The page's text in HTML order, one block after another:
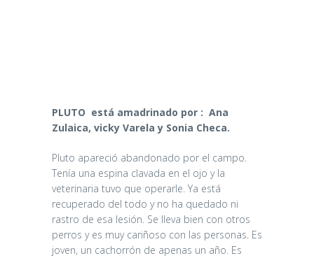
PLUTO está amadrinado por : Ana
Zulaica, vicky Varela y Sonia Checa.
Pluto apareció abandonado por el campo.
Tenía una espina clavada en el ojo y la
veterinaria tuvo que operarle. Ya está
recuperado del todo y no ha quedado ni
rastro de esa lesión. Se lleva bien con otros
perros y es muy cariñoso con las personas. Es
joven, un cachorrón de apenas un año. Es